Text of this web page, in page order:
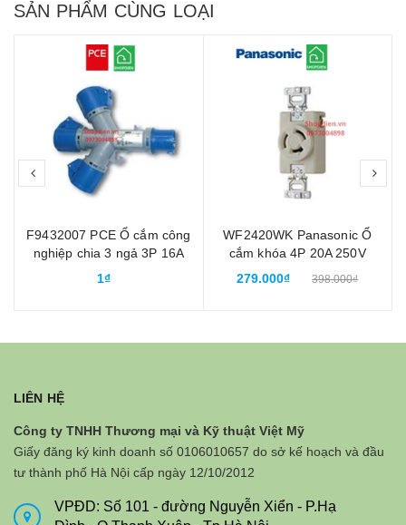
SẢN PHẨM CÙNG LOẠI
F9432007 PCE Ổ cắm công
nghiệp chia 3 ngả 3P 16A
chống nước IP67
1₫
WF2420WK Panasonic Ổ
cắm khóa 4P 20A 250V
locking socket 3P+E
279.000₫ 398.000₫
prev
LIÊN HỆ
Công ty TNHH Thương mại và Kỹ thuật Việt Mỹ
Giấy đăng ký kinh doanh số 0106010657 do sở kế hoạch và đầu
tư thành phố Hà Nội cấp ngày 12/10/2012
VPĐD: Số 101 - đường Nguyễn Xiển - P.Hạ